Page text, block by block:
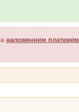
наложенним платежем